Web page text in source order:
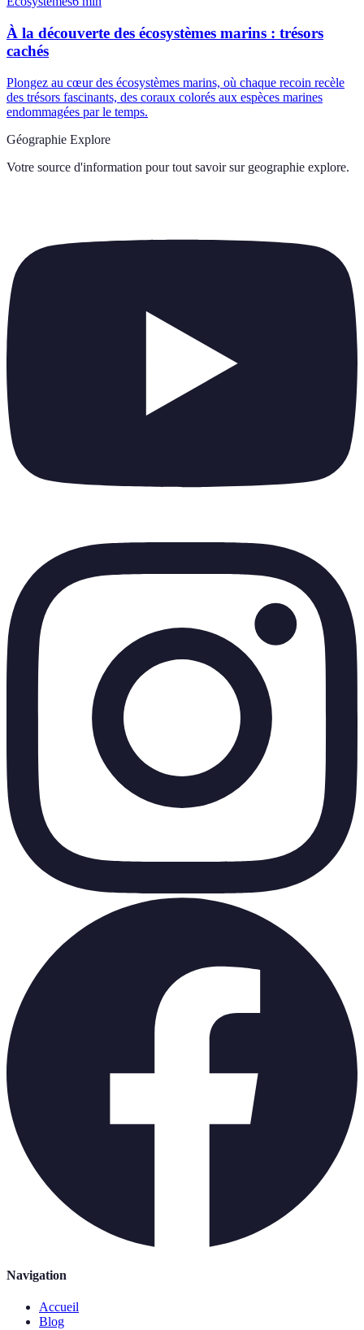
À la découverte des écosystèmes marins : trésors
cachés
Plongez au cœur des écosystèmes marins, où chaque recoin recèle
des trésors fascinants, des coraux colorés aux espèces marines
endommagées par le temps.
Géographie Explore
Votre source d'information pour tout savoir sur geographie explore.
Navigation
Accueil
Blog